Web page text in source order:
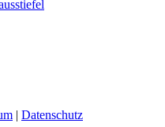
| Datenschutz